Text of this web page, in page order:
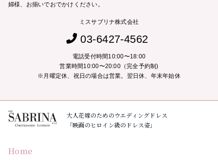
婦様、お揃いでおでかけください。
ミスサブリナ株式会社
03-6427-4562
電話受付時間10:00〜18:00
営業時間10:00〜20:00（完全予約制)
※月曜定休、祝日の場合は営業。翌日休、年末年始休
大人花嫁のためのウエディングドレス
「映画のヒロイン級のドレス姿」
Home